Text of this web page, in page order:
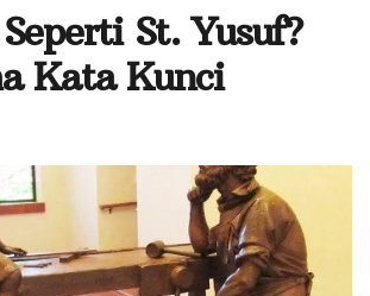
St. Yusuf?
Kata Kunci